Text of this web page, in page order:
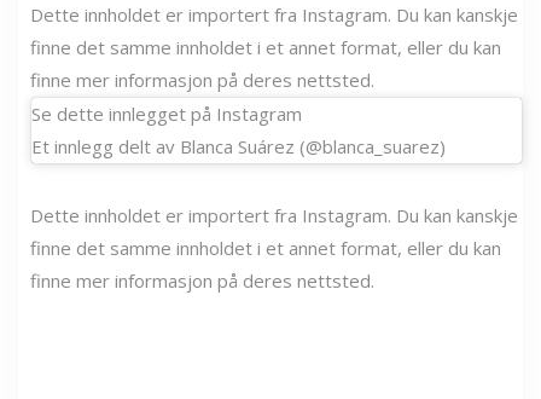
Dette innholdet er importert fra Instagram. Du kan kanskje
finne det samme innholdet i et annet format, eller du kan
finne mer informasjon på deres nettsted.
Se dette innlegget på Instagram
Et innlegg delt av Blanca Suárez (@blanca_suarez)
Dette innholdet er importert fra Instagram. Du kan kanskje
finne det samme innholdet i et annet format, eller du kan
finne mer informasjon på deres nettsted.